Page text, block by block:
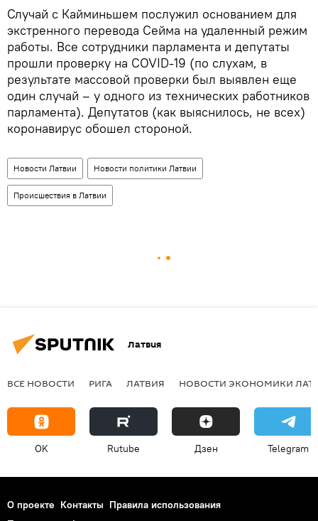
Случай с Кайминьшем послужил основанием для
экстренного перевода Сейма на удаленный режим
работы. Все сотрудники парламента и депутаты
прошли проверку на COVID-19 (по слухам, в
результате массовой проверки был выявлен еще
один случай – у одного из технических работников
парламента). Депутатов (как выяснилось, не всех)
коронавирус обошел стороной.
Новости Латвии Новости политики Латвии
Происшествия в Латвии
Латвия
ВСЕ НОВОСТИ РИГА ЛАТВИЯ НОВОСТИ ЭКОНОМИКИ
OK Rutube Дзен Telegram
О проекте Контакты Правила использования